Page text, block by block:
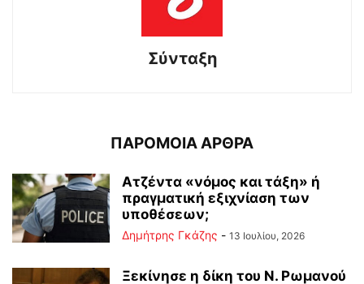
Σύνταξη
ΠΑΡΟΜΟΙΑ ΑΡΘΡΑ
Ατζέντα «νόμος και τάξη» ή
πραγματική εξιχνίαση των
υποθέσεων;
Δημήτρης Γκάζης - 13 Ιουλίου, 2026
Ξεκίνησε η δίκη του Ν. Ρωμανού